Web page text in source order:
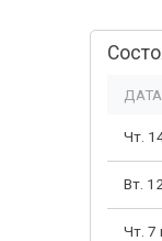
ДАТА
Чт.
Вт.
Чт. 7